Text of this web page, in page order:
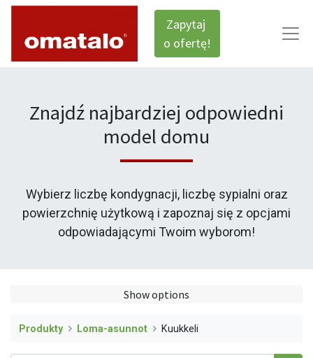
Zapytaj
o ofertę!
Znajdź najbardziej odpowiedni
model domu
Wybierz liczbę kondygnacji, liczbę sypialni oraz
powierzchnię użytkową i zapoznaj się z opcjami
odpowiadającymi Twoim wyborom!
Show options
Produkty Loma-asunnot Kuukkeli